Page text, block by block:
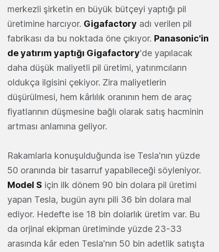
merkezli şirketin en büyük bütçeyi yaptığı pil
üretimine harcıyor. Gigafactory adı verilen pil
fabrikası da bu noktada öne çıkıyor. Panasonic'in
de yatırım yaptığı Gigafactory'de yapılacak
daha düşük maliyetli pil üretimi, yatırımcıların
oldukça ilgisini çekiyor. Zira maliyetlerin
düşürülmesi, hem kârlılık oranının hem de araç
fiyatlarının düşmesine bağlı olarak satış hacminin
artması anlamına geliyor.
Rakamlarla konuşulduğunda ise Tesla'nın yüzde
50 oranında bir tasarruf yapabileceği söyleniyor.
Model S için ilk dönem 90 bin dolara pil üretimi
yapan Tesla, bugün aynı pili 36 bin dolara mal
ediyor. Hedefte ise 18 bin dolarlık üretim var. Bu
da orjinal ekipman üretiminde yüzde 23-33
arasında kâr eden Tesla'nın 50 bin adetlik satışta